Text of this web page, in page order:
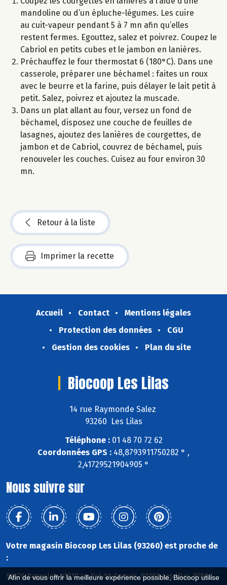
Afin de vous offrir la meilleure expérience possible, Biocoop utilise
mandoline ou d’un épluche-légumes. Les cuire
au cuit-vapeur pendant 5 à 7 mn afin qu’elles
restent fermes. Egouttez, salez et poivrez. Coupez le
Cabriol en petits cubes et le jambon en lanières.
Préchauffez le four thermostat 6 (180°C). Dans une
casserole, préparer une béchamel : faites un roux
avec le beurre et la farine, puis délayer le lait petit à
petit. Salez, poivrez et ajoutez la muscade.
Dans un plat allant au four, versez un fond de
béchamel, disposez une couche de feuilles de
lasagnes, ajoutez des lanières de courgettes, de
jambon et de Cabriol, couvrez de béchamel, puis
renouveler les couches. Cuisez au four environ 30
mn.
Retour à la liste
Imprimer la recette
Accueil Contact
Mentions légales
Protection des données
CGU
Gestion des cookies
Plan du site
Biocoop Les Lilas
14 rue Raymonde Salez
93260 Les Lilas
Téléphone :01 48 70 72 62
Coordonnées GPS : 48,8793911750282 ° ,
2,41729521904905 °
Nous suivre sur
Votre magasin Biocoop Les Lilas (93260) est proche de
:
93170 Bagnolet, 93310 Le Pré-St-Gervais, 93260 Les Lilas, 93500